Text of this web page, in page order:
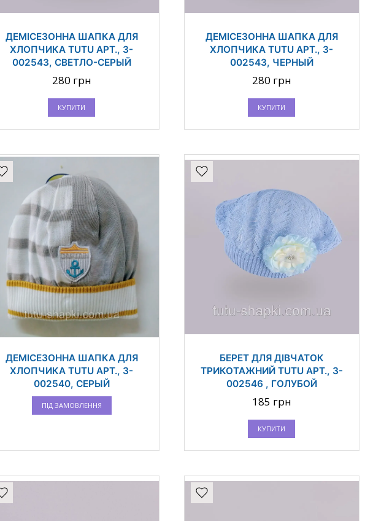
ДЕМІСЕЗОННА ШАПКА ДЛЯ
ХЛОПЧИКА TUTU АРТ., 3-
002543, СВЕТЛО-СЕРЫЙ
280 грн
КУПИТИ
ДЕМІСЕЗОННА ШАПКА ДЛЯ
ХЛОПЧИКА TUTU АРТ., 3-
002543, ЧЕРНЫЙ
280 грн
КУПИТИ
ДЕМІСЕЗОННА ШАПКА ДЛЯ
ХЛОПЧИКА TUTU АРТ., 3-
002540, СЕРЫЙ
ПІД ЗАМОВЛЕННЯ
БЕРЕТ ДЛЯ ДІВЧАТОК
ТРИКОТАЖНИЙ TUTU АРТ., 3-
002546 , ГОЛУБОЙ
185 грн
КУПИТИ